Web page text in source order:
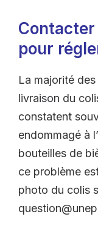
pour
La majorité
livraison du
constatent
endommagé à
bouteilles de
ce problème
photo du colis